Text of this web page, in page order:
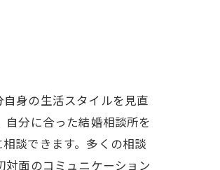
身の生活スタイルを見直
分に合った結婚相談所を
談できます。多くの相談
面のコミュニケーション